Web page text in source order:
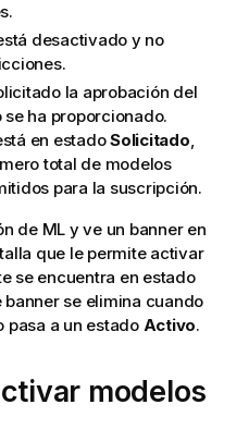
desactivado y no
la aprobación del
ha proporcionado.
en estadoSolicitado,
total de modelos
para la suscripción.
de ML y ve un banner en
que le permite activar
se encuentra en estado
banner se elimina cuando
pasa a un estado Activo.
modelos